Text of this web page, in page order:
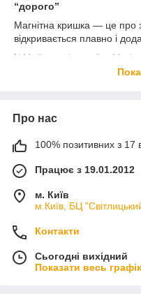
“дорого”
Магнітна кришка — це про
відкривається плавно і
У Майстерні коробок
магнітах, які підходять
— коробки на магнітах для
— коробки для косметики і
— коробки для
— коробки з логотипом і
Ми приділяємо увагу
працює магніт, як
створює відчуття цілісного
— подарункових наборів
— преміальних подарунків
Про нас
100% позитивних з 17
Працює з 19.01.2012
м. Київ
м.Київ, БЦ
Контакти
Сьогодні вихідний
Показати весь